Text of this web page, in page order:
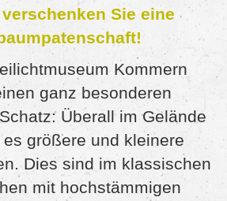
Sie eine
Kommern
ganz besonderen
Überall im Gelände
größere und kleinere
Dies sind im klassischen
mit hochstämmigen